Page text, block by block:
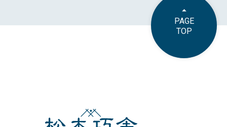
PAGE
TOP